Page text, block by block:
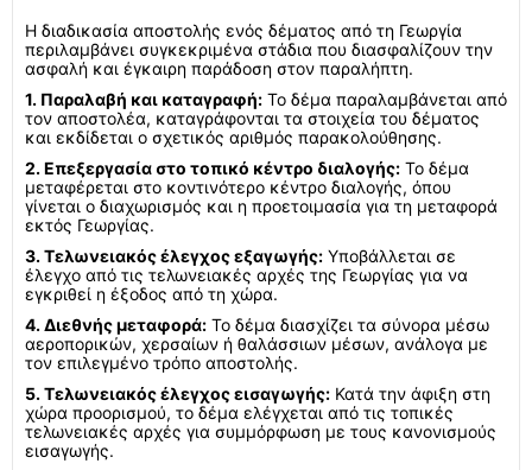
Η διαδικασία αποστολής ενός δέματος από τη Γεωργία
περιλαμβάνει συγκεκριμένα στάδια που διασφαλίζουν την
ασφαλή και έγκαιρη παράδοση στον παραλήπτη.
1. Παραλαβή και καταγραφή: Το δέμα παραλαμβάνεται από
τον αποστολέα, καταγράφονται τα στοιχεία του δέματος
και εκδίδεται ο σχετικός αριθμός παρακολούθησης.
2. Επεξεργασία στο τοπικό κέντρο διαλογής: Το δέμα
μεταφέρεται στο κοντινότερο κέντρο διαλογής, όπου
γίνεται ο διαχωρισμός και η προετοιμασία για τη μεταφορά
εκτός Γεωργίας.
3. Τελωνειακός έλεγχος εξαγωγής: Υποβάλλεται σε
έλεγχο από τις τελωνειακές αρχές της Γεωργίας για να
εγκριθεί η έξοδος από τη χώρα.
4. Διεθνής μεταφορά: Το δέμα διασχίζει τα σύνορα μέσω
αεροπορικών, χερσαίων ή θαλάσσιων μέσων, ανάλογα με
τον επιλεγμένο τρόπο αποστολής.
5. Τελωνειακός έλεγχος εισαγωγής: Κατά την άφιξη στη
χώρα προορισμού, το δέμα ελέγχεται από τις τοπικές
τελωνειακές αρχές για συμμόρφωση με τους κανονισμούς
εισαγωγής.